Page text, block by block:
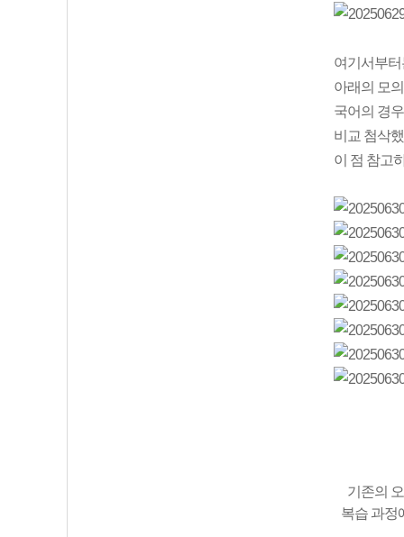
여기서부
아래의 모
국어의 경
비교 첨삭
이 점 참고
기존의
복습 과정